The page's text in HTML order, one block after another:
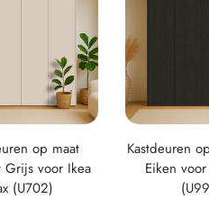
op maat
Grijs voor Ikea
(U702)
Kastdeuren
Eiken